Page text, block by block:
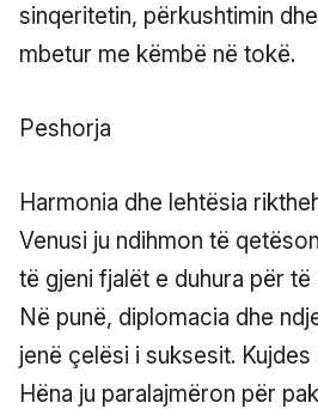
sinqeritetin, përkushtimin
mbetur me këmbë në tokë.
Peshorja
Harmonia dhe lehtësia
Venusi ju ndihmon të
të gjeni fjalët e duhura për
Në punë, diplomacia dhe
jenë çelësi i suksesit.
Hëna ju paralajmëron për